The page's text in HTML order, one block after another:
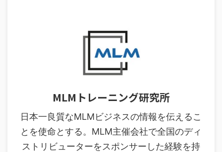
MLMトレーニング研究所
日本一良質なMLMビジネスの情報を伝えるこ
とを使命とする。MLM主催会社で全国のディ
ストリビューターをスポンサーした経験を持